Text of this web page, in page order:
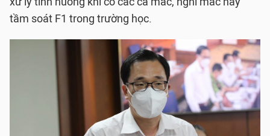
tầm soát F1 trong trường học.